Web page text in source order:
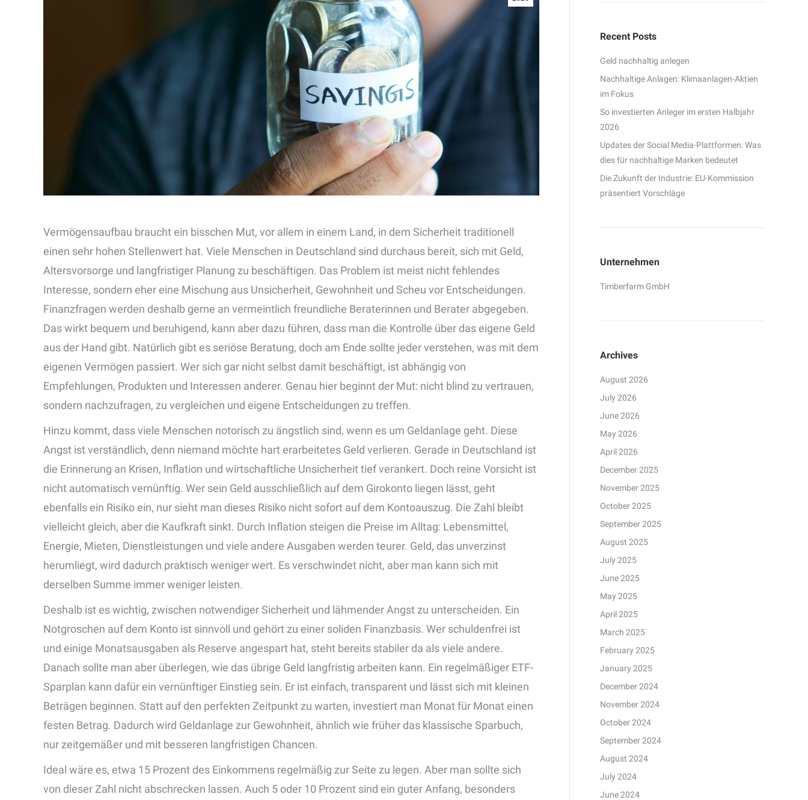
Vermögensaufbau braucht ein bisschen Mut, vor allem in einem Land, in dem Sicherheit traditionell
einen sehr hohen Stellenwert hat. Viele Menschen in Deutschland sind durchaus bereit, sich mit Geld,
Altersvorsorge und langfristiger Planung zu beschäftigen. Das Problem ist meist nicht fehlendes
Interesse, sondern eher eine Mischung aus Unsicherheit, Gewohnheit und Scheu vor Entscheidungen.
Finanzfragen werden deshalb gerne an vermeintlich freundliche Beraterinnen und Berater abgegeben.
Das wirkt bequem und beruhigend, kann aber dazu führen, dass man die Kontrolle über das eigene Geld
aus der Hand gibt. Natürlich gibt es seriöse Beratung, doch am Ende sollte jeder verstehen, was mit dem
eigenen Vermögen passiert. Wer sich gar nicht selbst damit beschäftigt, ist abhängig von
Empfehlungen, Produkten und Interessen anderer. Genau hier beginnt der Mut: nicht blind zu vertrauen,
sondern nachzufragen, zu vergleichen und eigene Entscheidungen zu treffen.
Hinzu kommt, dass viele Menschen notorisch zu ängstlich sind, wenn es um Geldanlage geht. Diese
Angst ist verständlich, denn niemand möchte hart erarbeitetes Geld verlieren. Gerade in Deutschland ist
die Erinnerung an Krisen, Inflation und wirtschaftliche Unsicherheit tief verankert. Doch reine Vorsicht ist
nicht automatisch vernünftig. Wer sein Geld ausschließlich auf dem Girokonto liegen lässt, geht
ebenfalls ein Risiko ein, nur sieht man dieses Risiko nicht sofort auf dem Kontoauszug. Die Zahl bleibt
vielleicht gleich, aber die Kaufkraft sinkt. Durch Inflation steigen die Preise im Alltag: Lebensmittel,
Energie, Mieten, Dienstleistungen und viele andere Ausgaben werden teurer. Geld, das unverzinst
herumliegt, wird dadurch praktisch weniger wert. Es verschwindet nicht, aber man kann sich mit
derselben Summe immer weniger leisten.
Deshalb ist es wichtig, zwischen notwendiger Sicherheit und lähmender Angst zu unterscheiden. Ein
Notgroschen auf dem Konto ist sinnvoll und gehört zu einer soliden Finanzbasis. Wer schuldenfrei ist
und einige Monatsausgaben als Reserve angespart hat, steht bereits stabiler da als viele andere.
Danach sollte man aber überlegen, wie das übrige Geld langfristig arbeiten kann. Ein regelmäßiger ETF-
Sparplan kann dafür ein vernünftiger Einstieg sein. Er ist einfach, transparent und lässt sich mit kleinen
Beträgen beginnen. Statt auf den perfekten Zeitpunkt zu warten, investiert man Monat für Monat einen
festen Betrag. Dadurch wird Geldanlage zur Gewohnheit, ähnlich wie früher das klassische Sparbuch,
nur zeitgemäßer und mit besseren langfristigen Chancen.
Ideal wäre es, etwa 15 Prozent des Einkommens regelmäßig zur Seite zu legen. Aber man sollte sich
von dieser Zahl nicht abschrecken lassen. Auch 5 oder 10 Prozent sind ein guter Anfang, besonders
Recent Posts
Geld nachhaltig anlegen
Nachhaltige Anlagen: Klimaanlagen-Aktien
im Fokus
So investierten Anleger im ersten Halbjahr
2026
Updates der Social Media-Plattformen: Was
dies für nachhaltige Marken bedeutet
Die Zukunft der Industrie: EU-Kommission
präsentiert Vorschläge
Unternehmen
Timberfarm GmbH
Archives
August 2026
July 2026
June 2026
May 2026
April 2026
December 2025
November 2025
October 2025
September 2025
August 2025
July 2025
June 2025
May 2025
April 2025
March 2025
February 2025
January 2025
December 2024
November 2024
October 2024
September 2024
August 2024
July 2024
June 2024